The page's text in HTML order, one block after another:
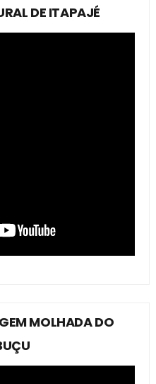
DE ITAPAJÉ
MOLHADA DO